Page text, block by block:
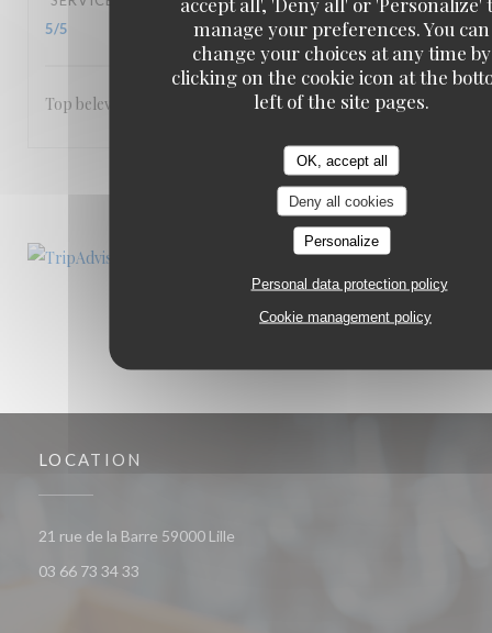
manage your preferences. You can
change your choices at any time by
clicking on the cookie icon at the
left of the site pages.
OK, accept all
Deny all cookies
Personalize
Personal data protection policy
Cookie management policy
5/5
Top beleving
3
LOCATION
21 rue de la Barre 59000 Lille
03 66 73 34 33